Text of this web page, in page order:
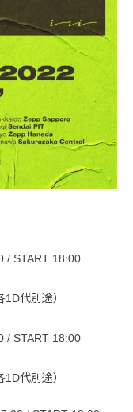
/ START 18:00
代別途）
/ START 18:00
代別途）